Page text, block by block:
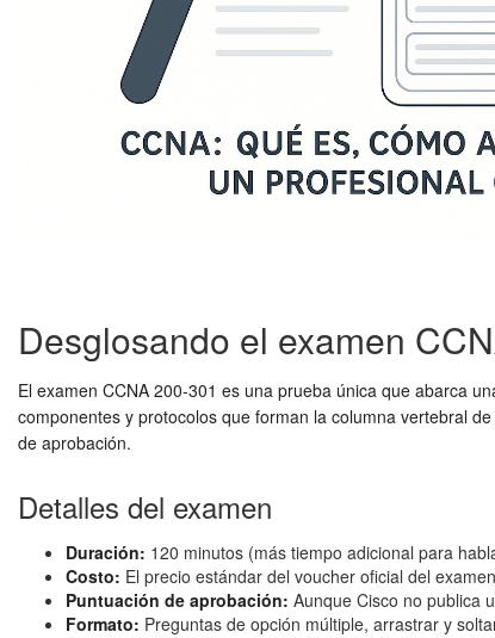
Desglosando el examen
El examen CCNA 200-301 es una prueba única que abarca
componentes y protocolos que forman la columna vertebral
de aprobación.
Detalles del examen
Duración: 120 minutos (más tiempo adicional para
Costo: El precio estándar del voucher oficial del
Puntuación de aprobación: Aunque Cisco no publica
Formato: Preguntas de opción múltiple, arrastrar y